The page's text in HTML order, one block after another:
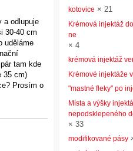
a odlupuje
30-40 cm
uděláme
tam kde
35 cm)
Prosím o
kotovice × 21
Krémová injektáž
ne
× 4
krémová injektáž
Krémové injektáže
"mastné fleky" po
Místa a výšky
nepodsklepeného
× 33
modifikované pásy